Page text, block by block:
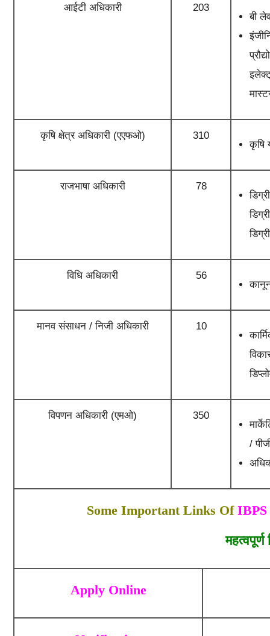
आईटी अधिकारी 203
बी
कृषि क्षेत्र अधिकारी (एएफओ) 310
कृषि
राजभाषा अधिकारी 78
विधि अधिकारी 56
मानव संसाधन / निजी अधिकारी 10
विपणन अधिकारी (एमओ) 350
/
Some Important Links OfIBPS
Apply Online